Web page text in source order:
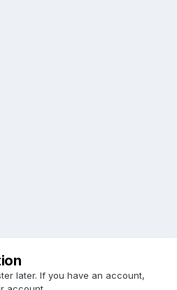
later. If you have an account,